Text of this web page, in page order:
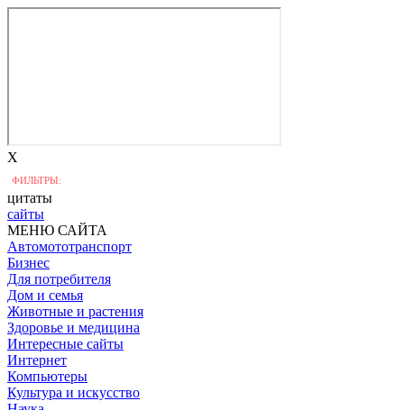
X
ФИЛЬТРЫ:
цитаты
сайты
МЕНЮ САЙТА
Автомототранспорт
Бизнес
Для потребителя
Дом и семья
Животные и растения
Здоровье и медицина
Интересные сайты
Интернет
Компьютеры
Культура и искусство